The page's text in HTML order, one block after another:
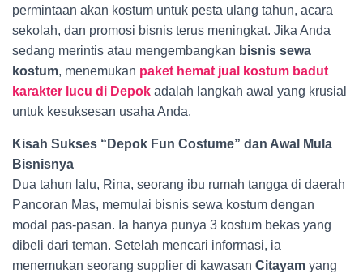
permintaan akan kostum untuk pesta ulang tahun, acara
sekolah, dan promosi bisnis terus meningkat. Jika Anda
sedang merintis atau mengembangkan bisnis sewa
kostum, menemukan paket hemat jual kostum badut
karakter lucu di Depok adalah langkah awal yang krusial
untuk kesuksesan usaha Anda.
Kisah Sukses “Depok Fun Costume” dan Awal Mula
Bisnisnya
Dua tahun lalu, Rina, seorang ibu rumah tangga di daerah
Pancoran Mas, memulai bisnis sewa kostum dengan
modal pas-pasan. Ia hanya punya 3 kostum bekas yang
dibeli dari teman. Setelah mencari informasi, ia
menemukan seorang supplier di kawasan Citayam yang